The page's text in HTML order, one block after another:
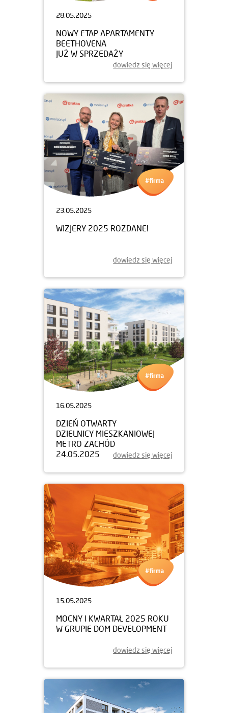
28.05.2025
NOWY ETAP APARTAMENTY
BEETHOVENA
JUŻ W SPRZEDAŻY
dowiedz się więcej
23.05.2025
WIZJERY 2025 ROZDANE!
dowiedz się więcej
16.05.2025
DZIEŃ OTWARTY
DZIELNICY MIESZKANIOWEJ
METRO ZACHÓD
24.05.2025
dowiedz się więcej
15.05.2025
MOCNY I KWARTAŁ 2025 ROKU
W GRUPIE DOM DEVELOPMENT
dowiedz się więcej